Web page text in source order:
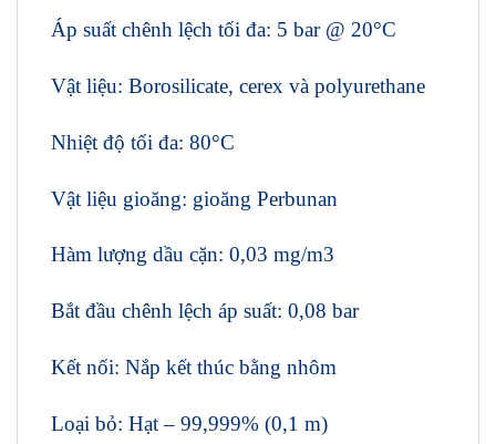
Áp suất chênh lệch tối đa: 5 bar @ 20°C
Vật liệu: Borosilicate, cerex và polyurethane
Nhiệt độ tối đa: 80°C
Vật liệu gioăng: gioăng Perbunan
Hàm lượng dầu cặn: 0,03 mg/m3
Bắt đầu chênh lệch áp suất: 0,08 bar
Kết nối: Nắp kết thúc bằng nhôm
Loại bỏ: Hạt – 99,999% (0,1 m)